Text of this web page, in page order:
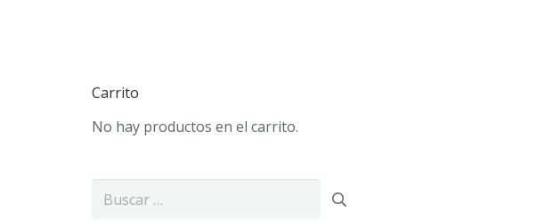
Carrito
No hay productos en el carrito.